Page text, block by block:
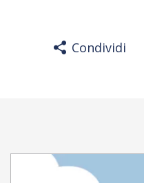
Condividi